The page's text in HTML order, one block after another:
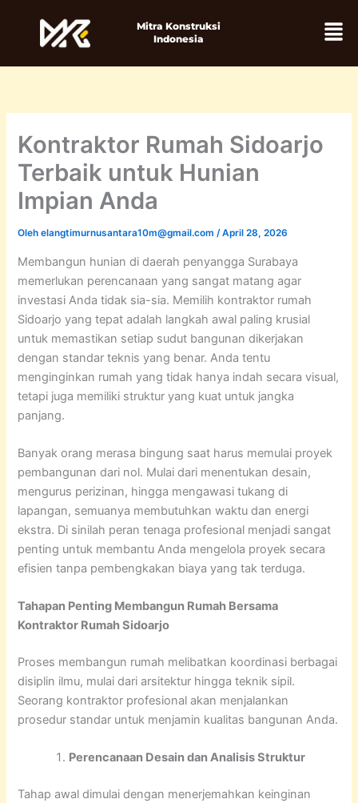
Mitra Konstruksi
Indonesia
Kontraktor Rumah Sidoarjo
Terbaik untuk Hunian
Impian Anda
Olehelangtimurnusantara10m@gmail.com/April 28, 2026
Membangun hunian di daerah penyangga Surabaya
memerlukan perencanaan yang sangat matang agar
investasi Anda tidak sia-sia. Memilih kontraktor rumah
Sidoarjo yang tepat adalah langkah awal paling krusial
untuk memastikan setiap sudut bangunan dikerjakan
dengan standar teknis yang benar. Anda tentu
menginginkan rumah yang tidak hanya indah secara visual,
tetapi juga memiliki struktur yang kuat untuk jangka
panjang.
Banyak orang merasa bingung saat harus memulai proyek
pembangunan dari nol. Mulai dari menentukan desain,
mengurus perizinan, hingga mengawasi tukang di
lapangan, semuanya membutuhkan waktu dan energi
ekstra. Di sinilah peran tenaga profesional menjadi sangat
penting untuk membantu Anda mengelola proyek secara
efisien tanpa pembengkakan biaya yang tak terduga.
Tahapan Penting Membangun Rumah Bersama
Kontraktor Rumah Sidoarjo
Proses membangun rumah melibatkan koordinasi berbagai
disiplin ilmu, mulai dari arsitektur hingga teknik sipil.
Seorang kontraktor profesional akan menjalankan
prosedur standar untuk menjamin kualitas bangunan Anda.
Perencanaan Desain dan Analisis Struktur
Tahap awal dimulai dengan menerjemahkan keinginan